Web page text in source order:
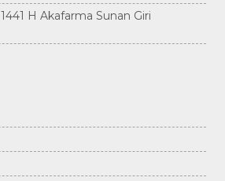
H Akafarma Sunan Giri